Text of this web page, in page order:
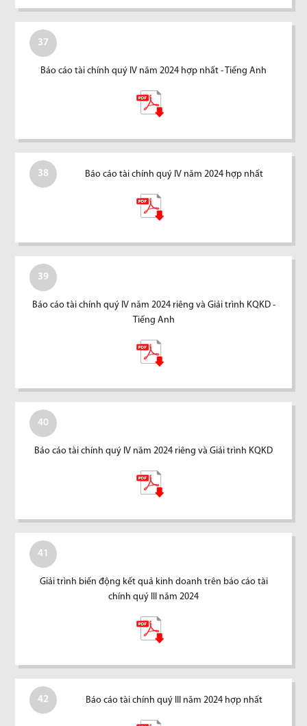
37
Báo cáo tài chính quý IV năm 2024 hợp nhất - Tiếng Anh
38 Báo cáo tài chính quý IV năm 2024 hợp nhất
39
Báo cáo tài chính quý IV năm 2024 riêng và Giải trình KQKD -
Tiếng Anh
40
Báo cáo tài chính quý IV năm 2024 riêng và Giải trình KQKD
41
Giải trình biến động kết quả kinh doanh trên báo cáo tài
chính quý III năm 2024
42 Báo cáo tài chính quý III năm 2024 hợp nhất